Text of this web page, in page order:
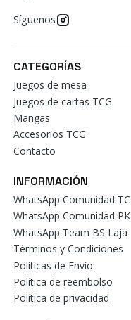
Síguenos
CATEGORÍAS
Juegos de mesa
Juegos de cartas TCG
Mangas
Accesorios TCG
Contacto
INFORMACIÓN
WhatsApp Comunidad
WhatsApp Comunidad
WhatsApp Team BS Laja
Términos y Condiciones
Politicas de Envío
Política de reembolso
Política de privacidad